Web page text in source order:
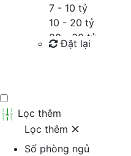
7 - 10 tỷ
10 - 20 tỷ
20 - 30 tỷ
30 - 40 tỷ
Đặt lại
Lọc thêm
Lọc thêm
Số phòng ngủ